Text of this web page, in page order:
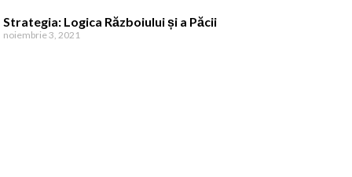
Strategia: Logica Războiului și a Păcii
noiembrie 3, 2021